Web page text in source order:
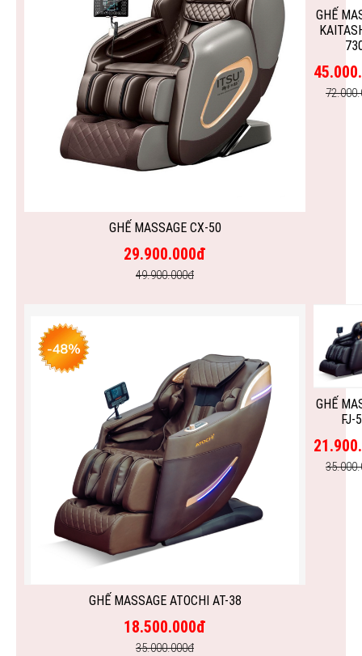
GHẾ MASSAGE CX-50
29.900.000đ
49.900.000đ
GHẾ
GHẾ MASSAGE ATOCHI AT-38
18.500.000đ
35.000.000đ
GHẾ
FJ-